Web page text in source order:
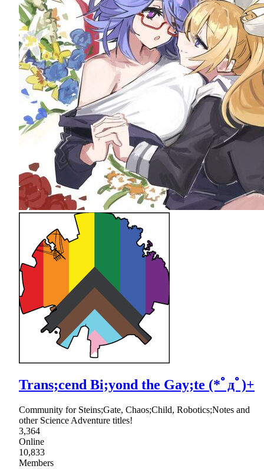
Trans;cend Bi;yond the Gay;te (*ﾟдﾟ)+
Community for Steins;Gate, Chaos;Child, Robotics;Notes and
other Science Adventure titles!
3,364
Online
10,833
Members